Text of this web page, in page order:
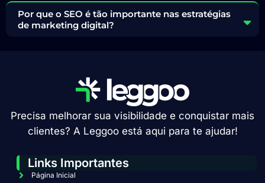
Por que o SEO é tão importante nas estratégias
de marketing digital?
Precisa melhorar sua visibilidade e conquistar mais
clientes? A Leggoo está aqui para te ajudar!
Links Importantes
Página Inicial